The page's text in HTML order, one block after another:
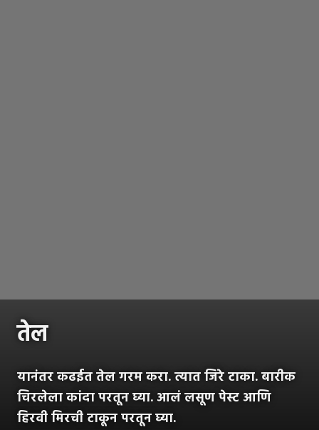
तेल
यानंतर कढईत तेल गरम करा. त्यात जिरे टाका. बारीक
चिरलेला कांदा परतून घ्या. आलं लसूण पेस्ट आणि
हिरवी मिरची टाकून परतून घ्या.